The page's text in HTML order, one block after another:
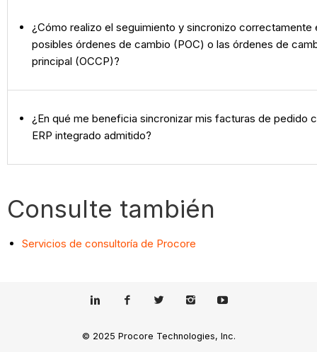
¿Cómo realizo el seguimiento y sincronizo correctamente
posibles órdenes de cambio (POC) o las órdenes de
principal (OCCP)?
¿En qué me beneficia sincronizar mis facturas de pedido
ERP integrado admitido?
Consulte también
Servicios de consultoría de Procore
© 2025 Procore Technologies, Inc.